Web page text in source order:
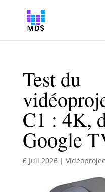
Test du
C1 : 4K,
Google
6 Juil 2026|